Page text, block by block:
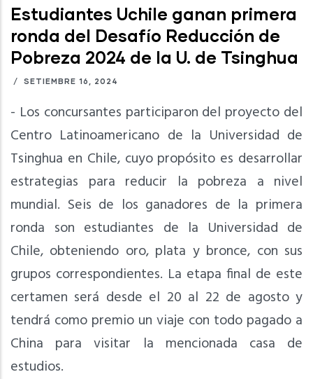
Estudiantes Uchile ganan primera
ronda del Desafío Reducción de
Pobreza 2024 de la U. de Tsinghua
/ SETIEMBRE 16, 2024
- Los concursantes participaron del proyecto del
Centro Latinoamericano de la Universidad de
Tsinghua en Chile, cuyo propósito es desarrollar
estrategias para reducir la pobreza a nivel
mundial. Seis de los ganadores de la primera
ronda son estudiantes de la Universidad de
Chile, obteniendo oro, plata y bronce, con sus
grupos correspondientes. La etapa final de este
certamen será desde el 20 al 22 de agosto y
tendrá como premio un viaje con todo pagado a
China para visitar la mencionada casa de
estudios.